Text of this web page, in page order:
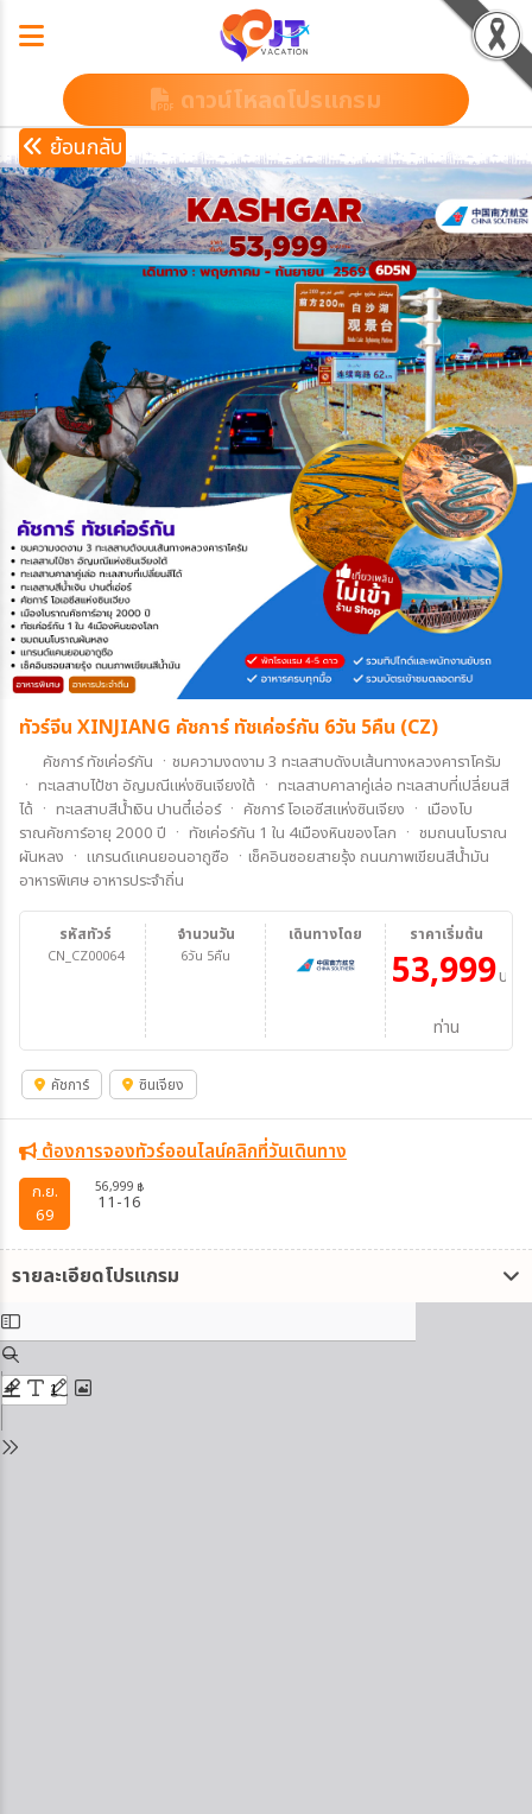
ดาวน์โหลดโปรแกรม
ย้อนกลับ
ทัวร์จีน XINJIANG คัชการ์ ทัชเค่อร์กัน 6วัน 5คืน (CZ)
คัชการ์ ทัชเค่อร์กัน ㆍชมความงดงาม 3 ทะเลสาบดังบเส้นทางหลวงคาราโครัม
ㆍ ทะเลสาบไป้ชา อัญมณีแห่งซินเจียงใต้ ㆍ ทะเลสาบคาลาคู่เล่อ ทะเลสาบที่เปลี่ยนสี
ได้ ㆍ ทะเลสาบสีน้ำเงิน ปานตี๋เอ่อร์ ㆍ คัชการ์ โอเอซีสแห่งซินเจียง ㆍ เมืองโบ
ราณคัชการ์อายุ 2000 ปี ㆍ ทัชเค่อร์กัน 1 ใน 4เมืองหินของโลก ㆍ ชมถนนโบราณ
ผันหลง ㆍ แกรนด์แคนยอนอาถูซือ ㆍเช็คอินซอยสายรุ้ง ถนนภาพเขียนสีน้ำมัน
อาหารพิเศษ อาหารประจำถิ่น
รหัสทัวร์
CN_CZ00064
จำนวนวัน
6วัน 5คืน
ราคาเริ่มต้น
53,999บาท/
ท่าน
เดินทางโดย
คัชการ์ ซินเจียง
ต้องการจองทัวร์ออนไลน์คลิกที่วันเดินทาง
ก.ย.
69
56,999 ฿
11-16
รายละเอียดโปรแกรม